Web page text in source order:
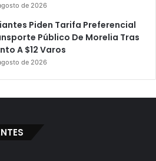
de 2026
Piden Tarifa Preferencial
Público De Morelia Tras
A $12 Varos
de 2026